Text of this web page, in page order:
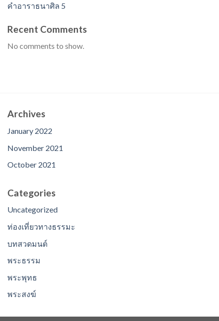
คำอาราธนาศิล 5
Recent Comments
No comments to show.
Archives
January 2022
November 2021
October 2021
Categories
Uncategorized
ท่องเที่ยวทางธรรมะ
บทสวดมนต์
พระธรรม
พระพุทธ
พระสงฆ์